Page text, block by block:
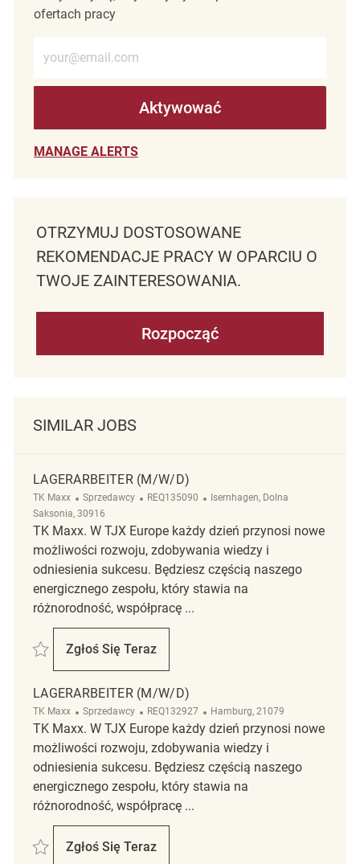
ofertach pracy
Aktywować
MANAGE ALERTS
OTRZYMUJ DOSTOSOWANE
REKOMENDACJE PRACY W OPARCIU O
TWOJE ZAINTERESOWANIA.
Rozpocząć
SIMILAR JOBS
LAGERARBEITER (M/W/D)
TK Maxx Kategoria
Sprzedawcy ReqId
REQ135090 Lokalizacja
Isernhagen, Dolna
Saksonia, 30916
TK Maxx. W TJX Europe każdy dzień przynosi nowe
możliwości rozwoju, zdobywania wiedzy i
odniesienia sukcesu. Będziesz częścią naszego
energicznego zespołu, który stawia na
różnorodność, współpracę ...
Zapisać Lagerarbeiter (m/w/d) REQ135090
Zgłoś Się Teraz
Lagerarbeiter (m/w/d)
LAGERARBEITER (M/W/D)
TK Maxx Kategoria
Sprzedawcy ReqId
REQ132927 Lokalizacja
Hamburg, 21079
TK Maxx. W TJX Europe każdy dzień przynosi nowe
możliwości rozwoju, zdobywania wiedzy i
odniesienia sukcesu. Będziesz częścią naszego
energicznego zespołu, który stawia na
różnorodność, współpracę ...
Zapisać Lagerarbeiter (m/w/d) REQ132927
Zgłoś Się Teraz
Lagerarbeiter (m/w/d)